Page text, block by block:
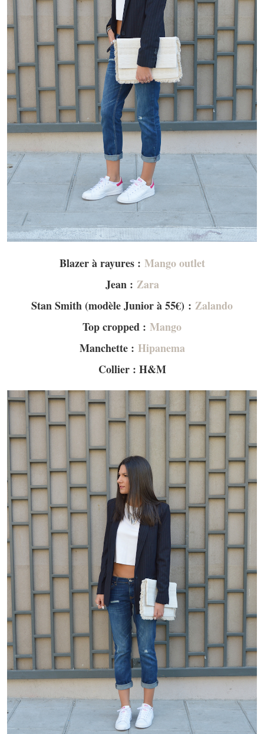
Blazer à rayures : Mango outlet
Jean : Zara
Stan Smith (modèle Junior à 55€) : Zalando
Top cropped : Mango
Manchette : Hipanema
Collier : H&M